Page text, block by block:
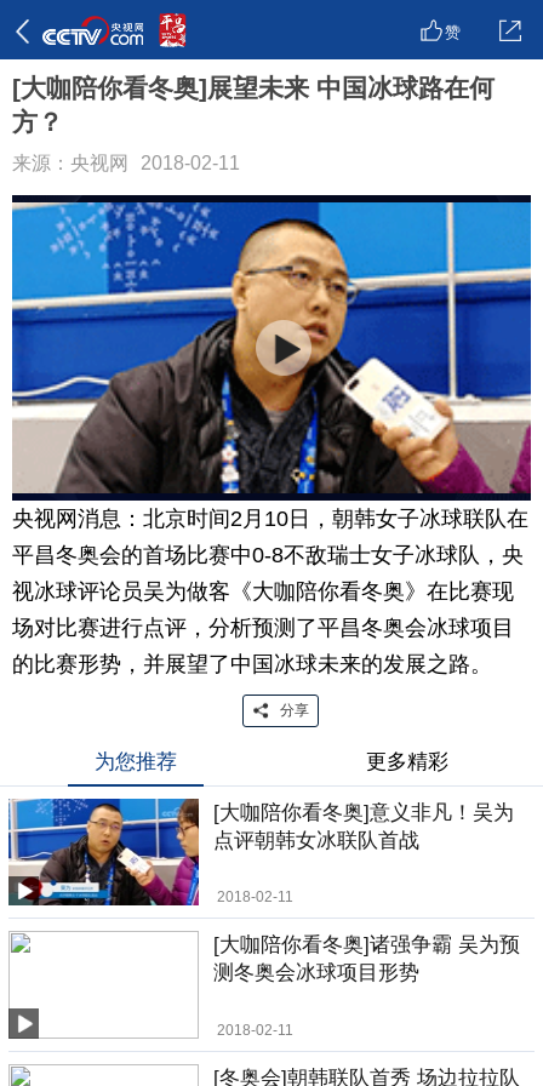
赞
[大咖陪你看冬奥]展望未来 中国冰球路在何
方？
来源：央视网 2018-02-11
央视网消息：北京时间2月10日，朝韩女子冰球联队在
平昌冬奥会的首场比赛中0-8不敌瑞士女子冰球队，央
视冰球评论员吴为做客《大咖陪你看冬奥》在比赛现
场对比赛进行点评，分析预测了平昌冬奥会冰球项目
的比赛形势，并展望了中国冰球未来的发展之路。
分享
为您推荐 更多精彩
[大咖陪你看冬奥]意义非凡！吴为
点评朝韩女冰联队首战
2018-02-11
[大咖陪你看冬奥]诸强争霸 吴为预
测冬奥会冰球项目形势
2018-02-11
[冬奥会]朝韩联队首秀 场边拉拉队